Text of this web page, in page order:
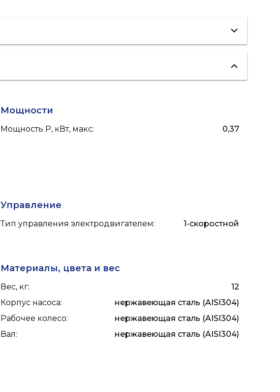
вентиляция
Мощности
Мощность P, кВт, макс: 0,37
Управление
Тип управления электродвигателем: 1-скоростной
Материалы, цвета и вес
Вес, кг:
12
Корпус насоса:
нержавеющая сталь (AISI304)
Рабочее колесо:
нержавеющая сталь (AISI304)
Вал: нержавеющая сталь (AISI304)